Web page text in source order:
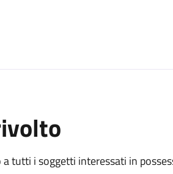
tutti i soggetti interessati in